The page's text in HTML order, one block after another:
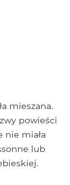
mieszana.
powieści
nie miała
lub